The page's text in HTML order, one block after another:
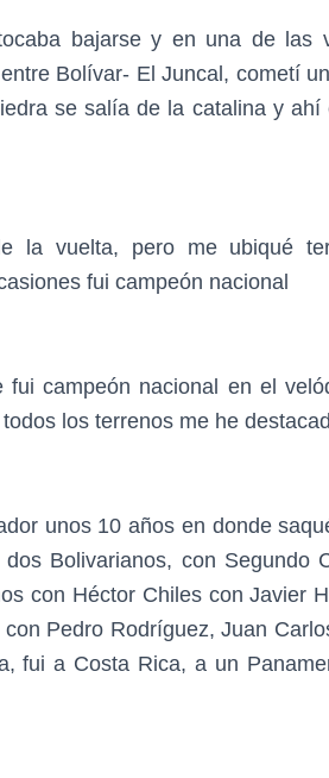
bajarse y en una de las
Bolívar- El Juncal, cometí
se salía de la catalina y ahí
la vuelta, pero me ubiqué
fui campeón nacional
campeón nacional en el
los terrenos me he
unos 10 años en donde
Bolivarianos, con Segundo
con Héctor Chiles con Javier
Pedro Rodríguez, Juan
fui a Costa Rica, a un